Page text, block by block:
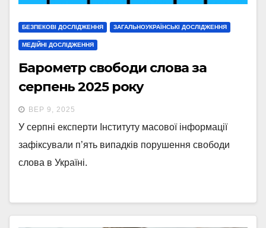
БЕЗПЕКОВІ ДОСЛІДЖЕННЯ ЗАГАЛЬНОУКРАЇНСЬКІ ДОСЛІДЖЕННЯ
МЕДІЙНІ ДОСЛІДЖЕННЯ
Барометр свободи слова за
серпень 2025 року
ВЕР 9, 2025
У серпні експерти Інституту масової інформації
зафіксували п’ять випадків порушення свободи
слова в Україні.